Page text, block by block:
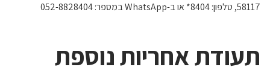
58117, טלפון: 8404* או ב-WhatsApp במספר: 052-8828404
תעודת אחריות נוספת